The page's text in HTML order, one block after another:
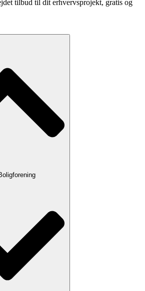
tilbud til dit erhvervsprojekt, gratis og